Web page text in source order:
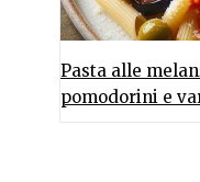
Pasta alle
pomodorini e